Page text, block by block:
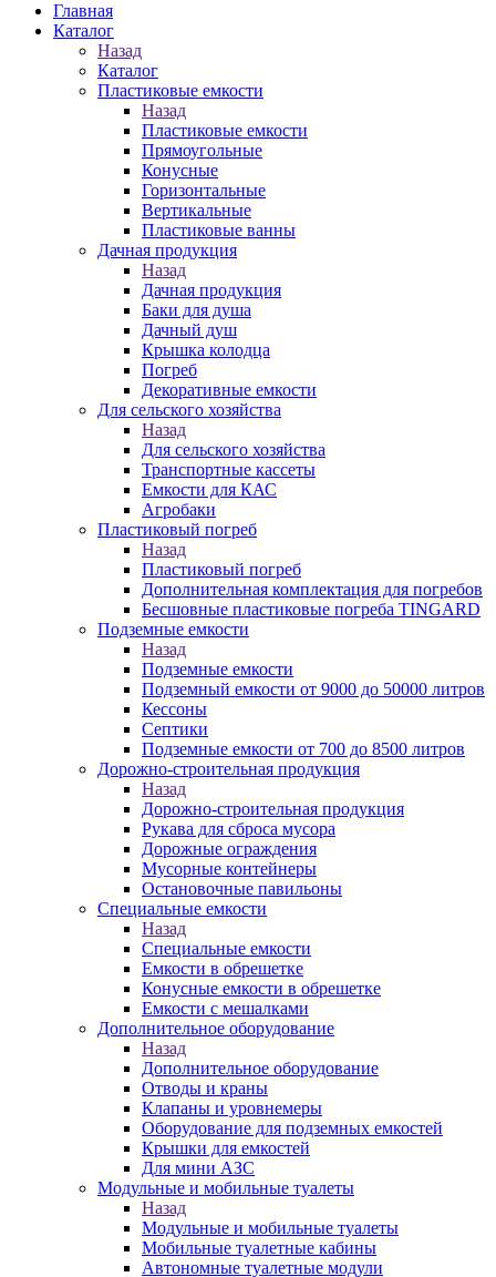
Главная
Каталог
Назад
Каталог
Пластиковые емкости
Назад
Пластиковые емкости
Прямоугольные
Конусные
Горизонтальные
Вертикальные
Пластиковые ванны
Дачная продукция
Назад
Дачная продукция
Баки для душа
Дачный душ
Крышка колодца
Погреб
Декоративные емкости
Для сельского хозяйства
Назад
Для сельского хозяйства
Транспортные кассеты
Емкости для КАС
Агробаки
Пластиковый погреб
Назад
Пластиковый погреб
Дополнительная комплектация для погребов
Бесшовные пластиковые погреба TINGARD
Подземные емкости
Назад
Подземные емкости
Подземный емкости от 9000 до 50000 литров
Кессоны
Септики
Подземные емкости от 700 до 8500 литров
Дорожно-строительная продукция
Назад
Дорожно-строительная продукция
Рукава для сброса мусора
Дорожные ограждения
Мусорные контейнеры
Остановочные павильоны
Специальные емкости
Назад
Специальные емкости
Емкости в обрешетке
Конусные емкости в обрешетке
Емкости с мешалками
Дополнительное оборудование
Назад
Дополнительное оборудование
Отводы и краны
Клапаны и уровнемеры
Оборудование для подземных емкостей
Крышки для емкостей
Для мини АЗС
Модульные и мобильные туалеты
Назад
Модульные и мобильные туалеты
Мобильные туалетные кабины
Автономные туалетные модули